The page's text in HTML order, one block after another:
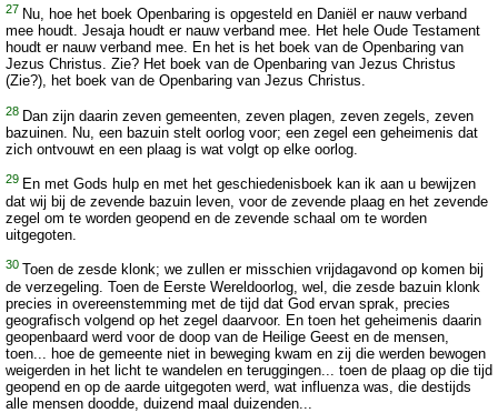
27 Nu, hoe het boek Openbaring is opgesteld en Daniël er nauw verband
mee houdt. Jesaja houdt er nauw verband mee. Het hele Oude Testament
houdt er nauw verband mee. En het is het boek van de Openbaring van
Jezus Christus. Zie? Het boek van de Openbaring van Jezus Christus
(Zie?), het boek van de Openbaring van Jezus Christus.
28 Dan zijn daarin zeven gemeenten, zeven plagen, zeven zegels, zeven
bazuinen. Nu, een bazuin stelt oorlog voor; een zegel een geheimenis dat
zich ontvouwt en een plaag is wat volgt op elke oorlog.
29 En met Gods hulp en met het geschiedenisboek kan ik aan u bewijzen
dat wij bij de zevende bazuin leven, voor de zevende plaag en het zevende
zegel om te worden geopend en de zevende schaal om te worden
uitgegoten.
30 Toen de zesde klonk; we zullen er misschien vrijdagavond op komen bij
de verzegeling. Toen de Eerste Wereldoorlog, wel, die zesde bazuin klonk
precies in overeenstemming met de tijd dat God ervan sprak, precies
geografisch volgend op het zegel daarvoor. En toen het geheimenis daarin
geopenbaard werd voor de doop van de Heilige Geest en de mensen,
toen... hoe de gemeente niet in beweging kwam en zij die werden bewogen
weigerden in het licht te wandelen en teruggingen... toen de plaag op die tijd
geopend en op de aarde uitgegoten werd, wat influenza was, die destijds
alle mensen doodde, duizend maal duizenden...